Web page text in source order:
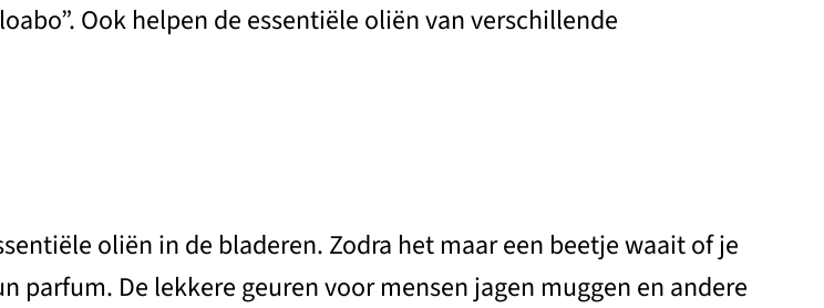
Ook helpen de essentiële oliën van verschillende
oliën in de bladeren. Zodra het maar een beetje waait of je
parfum. De lekkere geuren voor mensen jagen muggen en andere